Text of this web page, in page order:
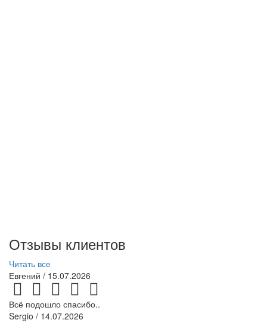
Отзывы клиентов
Читать все
Евгений / 15.07.2026
Всё подошло спасибо..
Sergio / 14.07.2026